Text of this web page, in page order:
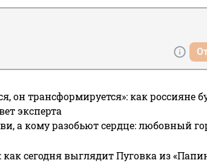
он трансформируется»: как россияне
эксперта
а кому разобьют сердце: любовный
как сегодня выглядит Пуговка из